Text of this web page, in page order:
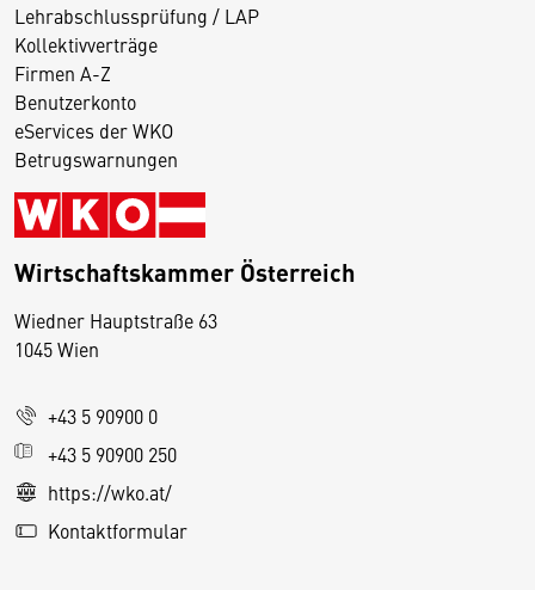
Lehrabschlussprüfung / LAP
Kollektivverträge
Firmen A-Z
Benutzerkonto
eServices der WKO
Betrugswarnungen
Wirtschaftskammer Österreich
Wiedner Hauptstraße 63
1045 Wien
+43 5 90900 0
+43 5 90900 250
https://wko.at/
Kontaktformular
D
s
e
S
e